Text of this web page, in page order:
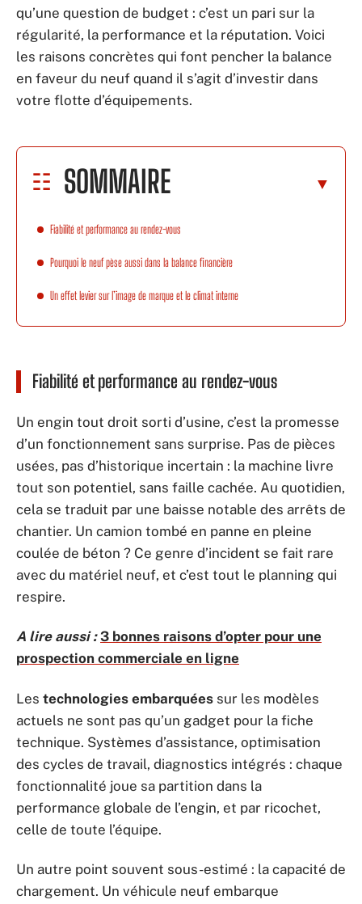
qu’une question de budget : c’est un pari sur la
régularité, la performance et la réputation. Voici
les raisons concrètes qui font pencher la balance
en faveur du neuf quand il s’agit d’investir dans
votre flotte d’équipements.
SOMMAIRE
Fiabilité et performance au rendez-vous
Pourquoi le neuf pèse aussi dans la balance financière
Un effet levier sur l’image de marque et le climat interne
Fiabilité et performance au rendez-vous
Un engin tout droit sorti d’usine, c’est la promesse
d’un fonctionnement sans surprise. Pas de pièces
usées, pas d’historique incertain : la machine livre
tout son potentiel, sans faille cachée. Au quotidien,
cela se traduit par une baisse notable des arrêts de
chantier. Un camion tombé en panne en pleine
coulée de béton ? Ce genre d’incident se fait rare
avec du matériel neuf, et c’est tout le planning qui
respire.
A lire aussi : 3 bonnes raisons d’opter pour une
prospection commerciale en ligne
Les technologies embarquées sur les modèles
actuels ne sont pas qu’un gadget pour la fiche
technique. Systèmes d’assistance, optimisation
des cycles de travail, diagnostics intégrés : chaque
fonctionnalité joue sa partition dans la
performance globale de l’engin, et par ricochet,
celle de toute l’équipe.
Un autre point souvent sous-estimé : la capacité de
chargement. Un véhicule neuf embarque